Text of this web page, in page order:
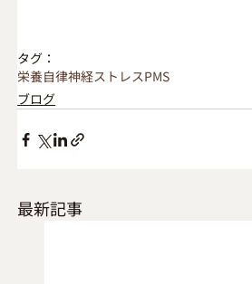
タグ：
栄養自律神経ストレスPMS
ブログ
最新記事